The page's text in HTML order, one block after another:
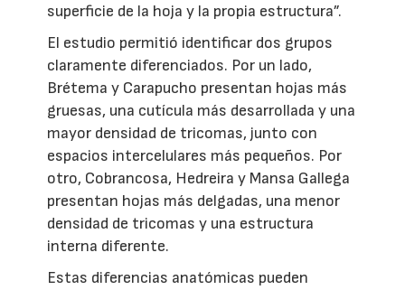
superficie de la hoja y la propia estructura”.
El estudio permitió identificar dos grupos
claramente diferenciados. Por un lado,
Brétema y Carapucho presentan hojas más
gruesas, una cutícula más desarrollada y una
mayor densidad de tricomas, junto con
espacios intercelulares más pequeños. Por
otro, Cobrancosa, Hedreira y Mansa Gallega
presentan hojas más delgadas, una menor
densidad de tricomas y una estructura
interna diferente.
Estas diferencias anatómicas pueden